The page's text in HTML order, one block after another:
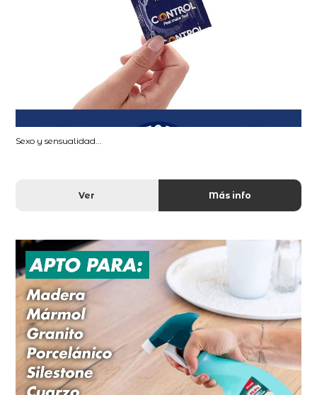
Sexo y sensualidad...
Ver Más info